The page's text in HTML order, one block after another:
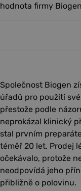
hodnota firmy
Společnost Biogen
úřadů pro použití
přestože podle
neprokázal klinický
stal prvním
téměř 20 let. Prodej
očekávalo, protože
neodpovídá jeho
přibližně o polovinu.